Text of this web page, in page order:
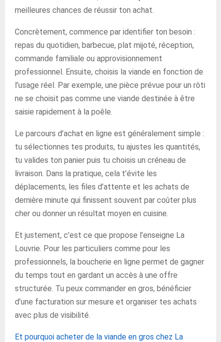
meilleures chances de réussir ton achat.
Concrètement, commence par identifier ton besoin :
repas du quotidien, barbecue, plat mijoté, réception,
commande familiale ou approvisionnement
professionnel. Ensuite, choisis la viande en fonction de
l’usage réel. Par exemple, une pièce prévue pour un rôti
ne se choisit pas comme une viande destinée à être
saisie rapidement à la poêle.
Le parcours d’achat en ligne est généralement simple :
tu sélectionnes tes produits, tu ajustes les quantités,
tu valides ton panier puis tu choisis un créneau de
livraison. Dans la pratique, cela t’évite les
déplacements, les files d’attente et les achats de
dernière minute qui finissent souvent par coûter plus
cher ou donner un résultat moyen en cuisine.
Et justement, c’est ce que propose l’enseigne La
Louvrie. Pour les particuliers comme pour les
professionnels, la boucherie en ligne permet de gagner
du temps tout en gardant un accès à une offre
structurée. Tu peux commander en gros, bénéficier
d’une facturation sur mesure et organiser tes achats
avec plus de visibilité.
Et pourquoi acheter de la viande en gros chez La